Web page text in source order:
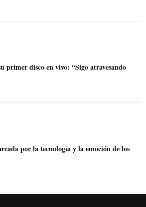
primer disco en vivo: “Sigo atravesando
por la tecnología y la emoción de los